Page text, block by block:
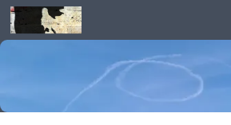
Skip to content